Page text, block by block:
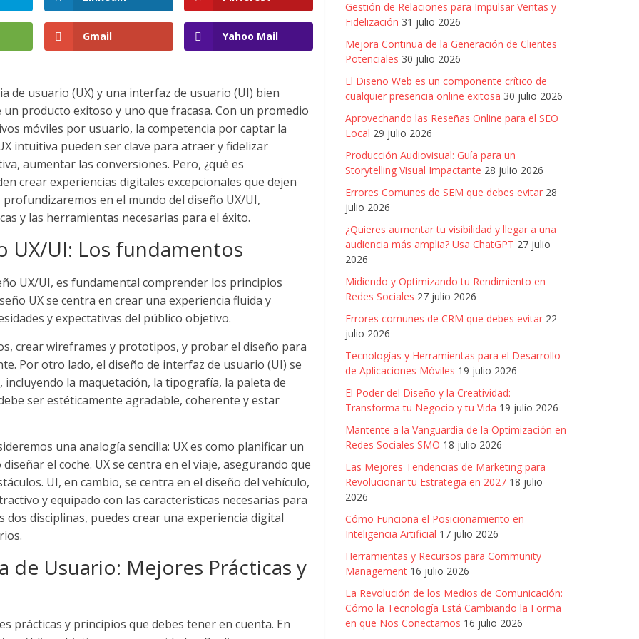
Gmail Yahoo Mail
de usuario (UX) y una interfaz de usuario (UI) bien
producto exitoso y uno que fracasa. Con un promedio
móviles por usuario, la competencia por captar la
intuitiva pueden ser clave para atraer y fidelizar
aumentar las conversiones. Pero, ¿qué es
crear experiencias digitales excepcionales que dejen
en el mundo del diseño UX/UI,
y las herramientas necesarias para el éxito.
UX/UI: Los fundamentos
UX/UI, es fundamental comprender los principios
UX se centra en crear una experiencia fluida y
y expectativas del público objetivo.
crear wireframes y prototipos, y probar el diseño para
Por otro lado, el diseño de interfaz de usuario (UI) se
la maquetación, la tipografía, la paleta de
ser estéticamente agradable, coherente y estar
una analogía sencilla: UX es como planificar un
el coche. UX se centra en el viaje, asegurando que
UI, en cambio, se centra en el diseño del vehículo,
y equipado con las características necesarias para
dos disciplinas, puedes crear una experiencia digital
de Usuario: Mejores Prácticas y
prácticas y principios que debes tener en cuenta. En
Gestión de Relaciones para Impulsar Ventas y
Fidelización 31 julio 2026
Mejora Continua de la Generación de Clientes
Potenciales 30 julio 2026
El Diseño Web es un componente crítico de
cualquier presencia online exitosa 30 julio 2026
Aprovechando las Reseñas Online para el SEO
Local 29 julio 2026
Producción Audiovisual: Guía para un
Storytelling Visual Impactante 28 julio 2026
Errores Comunes de SEM que debes evitar 28
julio 2026
¿Quieres aumentar tu visibilidad y llegar a una
audiencia más amplia? Usa ChatGPT 27 julio
2026
Midiendo y Optimizando tu Rendimiento en
Redes Sociales 27 julio 2026
Errores comunes de CRM que debes evitar 22
julio 2026
Tecnologías y Herramientas para el Desarrollo
de Aplicaciones Móviles 19 julio 2026
El Poder del Diseño y la Creatividad:
Transforma tu Negocio y tu Vida 19 julio 2026
Mantente a la Vanguardia de la Optimización en
Redes Sociales SMO 18 julio 2026
Las Mejores Tendencias de Marketing para
Revolucionar tu Estrategia en 2027 18 julio
2026
Cómo Funciona el Posicionamiento en
Inteligencia Artificial 17 julio 2026
Herramientas y Recursos para Community
Management 16 julio 2026
La Revolución de los Medios de Comunicación:
Cómo la Tecnología Está Cambiando la Forma
en que Nos Conectamos 16 julio 2026